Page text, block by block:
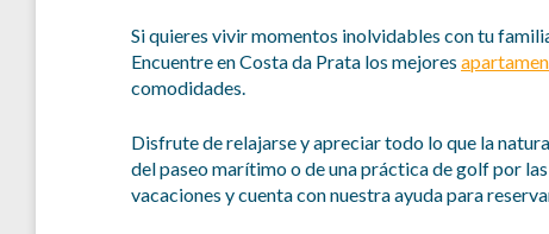
Si quieres vivir momentos inolvidables con tu
Encuentre en Costa da Prata los mejores
comodidades.
Disfrute de relajarse y apreciar todo lo que la
del paseo marítimo o de una práctica de golf por
vacaciones y cuenta con nuestra ayuda para